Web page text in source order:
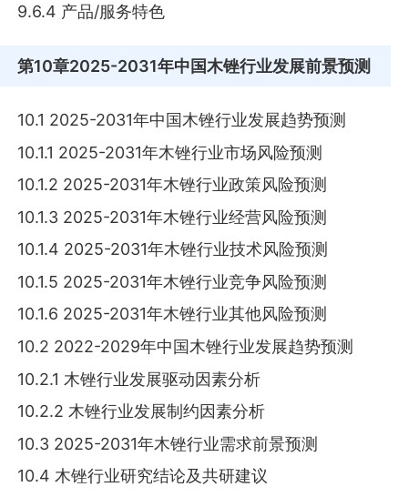
9.6.4 产品/服务特色
第10章2025-2031年中国木锉行业发展前景预测
10.1 2025-2031年中国木锉行业发展趋势预测
10.1.1 2025-2031年木锉行业市场风险预测
10.1.2 2025-2031年木锉行业政策风险预测
10.1.3 2025-2031年木锉行业经营风险预测
10.1.4 2025-2031年木锉行业技术风险预测
10.1.5 2025-2031年木锉行业竞争风险预测
10.1.6 2025-2031年木锉行业其他风险预测
10.2 2022-2029年中国木锉行业发展趋势预测
10.2.1 木锉行业发展驱动因素分析
10.2.2 木锉行业发展制约因素分析
10.3 2025-2031年木锉行业需求前景预测
10.4 木锉行业研究结论及共研建议